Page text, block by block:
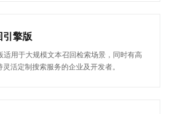
擎版
用于大规模文本召回检索场景，同时有高
活定制搜索服务的企业及开发者。